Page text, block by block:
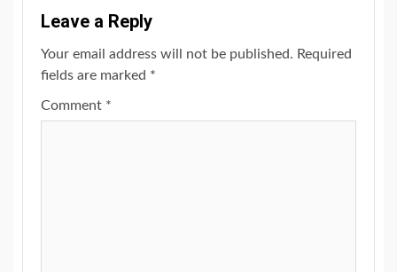
Leave a Reply
Your email address will not be published. Required
fields are marked *
Comment *